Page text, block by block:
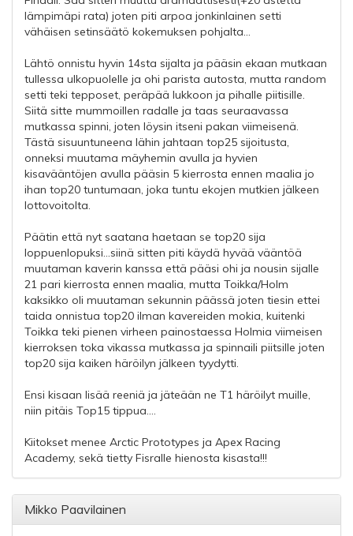
lämpimäpi rata) joten piti arpoa jonkinlainen setti
vähäisen setinsäätö kokemuksen pohjalta...
Lähtö onnistu hyvin 14sta sijalta ja pääsin ekaan mutkaan
tullessa ulkopuolelle ja ohi parista autosta, mutta random
setti teki tepposet, peräpää lukkoon ja pihalle piitisille.
Siitä sitte mummoillen radalle ja taas seuraavassa
mutkassa spinni, joten löysin itseni pakan viimeisenä.
Tästä sisuuntuneena lähin jahtaan top25 sijoitusta,
onneksi muutama mäyhemin avulla ja hyvien
kisavääntöjen avulla pääsin 5 kierrosta ennen maalia jo
ihan top20 tuntumaan, joka tuntu ekojen mutkien jälkeen
lottovoitolta.
Päätin että nyt saatana haetaan se top20 sija
loppuenlopuksi...siinä sitten piti käydä hyvää vääntöä
muutaman kaverin kanssa että pääsi ohi ja nousin sijalle
21 pari kierrosta ennen maalia, mutta Toikka/Holm
kaksikko oli muutaman sekunnin päässä joten tiesin ettei
taida onnistua top20 ilman kavereiden mokia, kuitenki
Toikka teki pienen virheen painostaessa Holmia viimeisen
kierroksen toka vikassa mutkassa ja spinnaili piitsille joten
top20 sija kaiken häröilyn jälkeen tyydytti.
Ensi kisaan lisää reeniä ja jäteään ne T1 häröilyt muille,
niin pitäis Top15 tippua....
Kiitokset menee Arctic Prototypes ja Apex Racing
Academy, sekä tietty Fisralle hienosta kisasta!!!
Mikko Paavilainen